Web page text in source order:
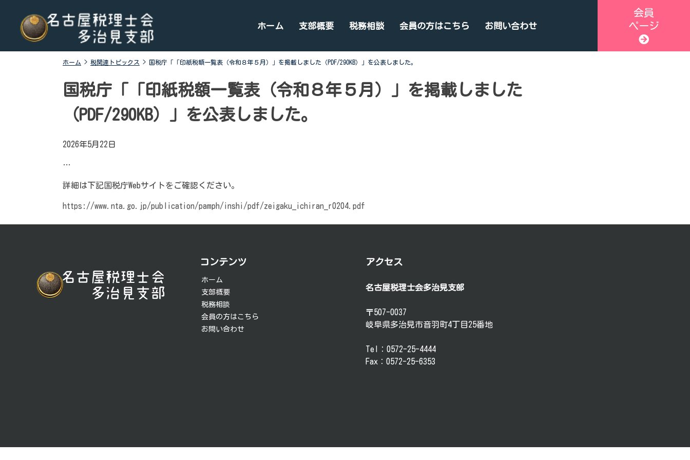
content
名古屋税理士会多治見支部
名古屋税理士会多治見支部、多治見市、土岐市、瑞浪
市、可児市と可児郡御嵩町の4市1町が所属する税理士会
です。地域の皆様に寄り添う税務の専門家として、税務
支援や研修会、租税教育などを行っております。税の無
料相談会も実施しております。お気軽にご連絡くださ
ホーム 支部概要 税務相談 会員の方はこちら お問い合わせ
会員
ページ
ホーム > 税関連トピックス > 国税庁「「印紙税額一覧表（令和８年５月）」を掲載しました（PDF/290KB）」を公表しました。
国税庁「「印紙税額一覧表（令和８年５月）」を掲載しました
（PDF/290KB）」を公表しました。
2026年5月22日
…
詳細は下記国税庁Webサイトをご確認ください。
https://www.nta.go.jp/publication/pamph/inshi/pdf/zeigaku_ichiran_r0204.pdf
ナ
コンテンツ
ホーム
支部概要
税務相談
会員の方はこちら
お問い合わせ
アクセス
名古屋税理士会多治見支部
〒507-0037
岐阜県多治見市音羽町4丁目25番地
Tel：0572-25-4444
Fax：0572-25-6353